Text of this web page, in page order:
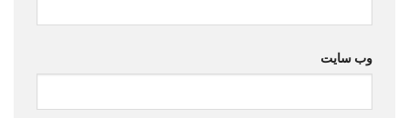
وب‌ سایت